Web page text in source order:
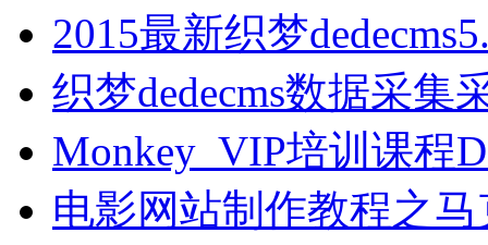
2015最新织梦
织梦dedecms数据采集
Monkey_VIP培训课程
电影网站制作教程之